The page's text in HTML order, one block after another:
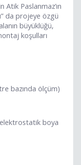
Paslanmaz’ın
da projeye özgü
büyüklüğü,
koşulları
bazında ölçüm)
boya